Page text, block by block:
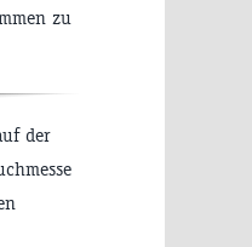
zu
der